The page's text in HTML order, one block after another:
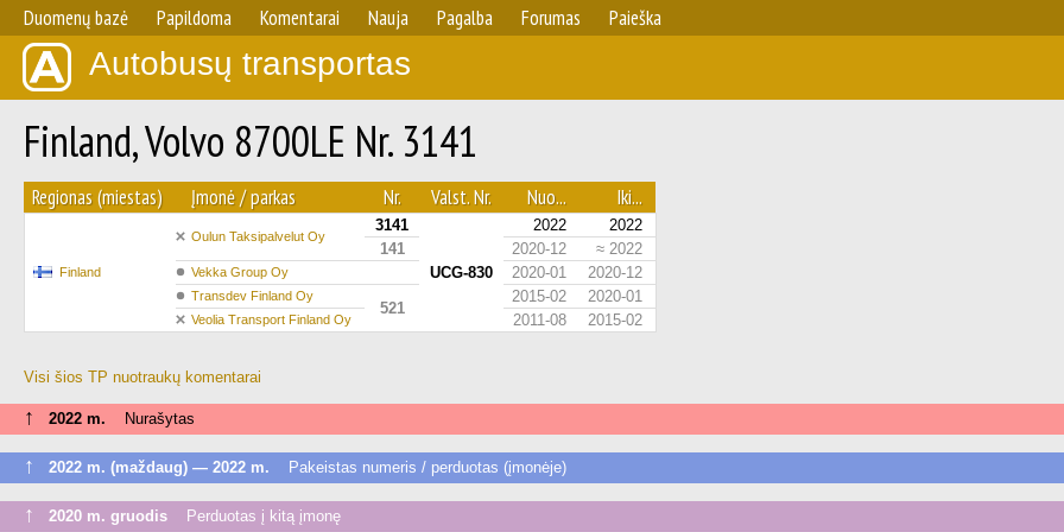
Duomenų bazė Papildoma Komentarai Nauja Pagalba Forumas Paieška
Autobusų transportas
Finland, Volvo 8700LE Nr. 3141
Regionas (miestas) Įmonė / parkas Nr. Valst. Nr. Nuo... Iki...
Finland
Oulun Taksipalvelut Oy
3141
UCG-830
2022
2022
141
2020-12 ≈ 2022
Vekka Group Oy 2020-01 2020-12
Transdev Finland Oy
521
2015-02 2020-01
Veolia Transport Finland Oy 2011-08 2015-02
Visi šios TP nuotraukų komentarai
↑ 2022 m. Nurašytas
↑ 2022 m. (maždaug) — 2022 m. Pakeistas numeris / perduotas (įmonėje)
↑ 2020 m. gruodis Perduotas į kitą įmonę